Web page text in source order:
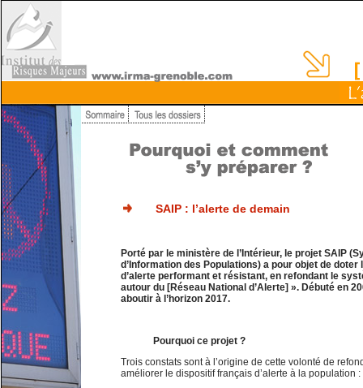
SAIP : l’alerte de demain
Porté par le ministère de l’Intérieur, le projet SAIP
d’Information des Populations) a pour objet de doter
d’alerte performant et résistant, en refondant le
autour du [Réseau National d’Alerte] ». Débuté en
aboutir à l’horizon 2017.
Pourquoi ce projet ?
Trois constats sont à l’origine de cette volonté de
améliorer le dispositif français d’alerte à la population :